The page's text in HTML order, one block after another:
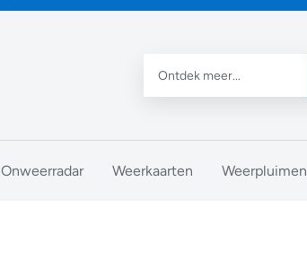
Onweerradar Weerkaarten Weerpluimen